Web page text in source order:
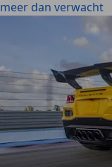
meer dan verwacht